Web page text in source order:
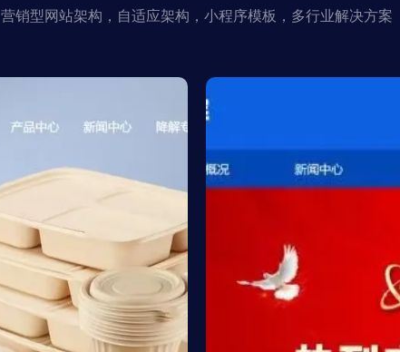
营销型网站架构，自适应架构，小程序模板，多行业解决方案